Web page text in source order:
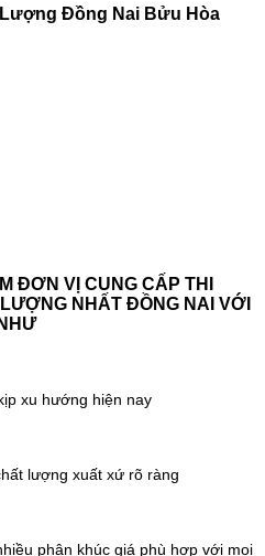
Đồng Nai Bửu Hòa
ĐƠN VỊ CUNG CẤP THI
NHẤT ĐỒNG NAI VỚI
xu hướng hiện nay
lượng xuất xứ rõ ràng
phân khúc giá phù hợp với mọi